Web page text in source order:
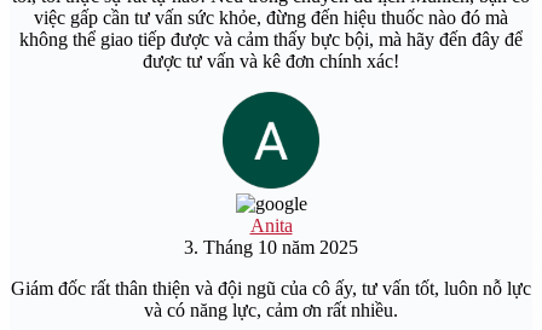
việc gấp cần tư vấn sức khỏe, đừng đến hiệu thuốc nào đó mà
không thể giao tiếp được và cảm thấy bực bội, mà hãy đến đây để
được tư vấn và kê đơn chính xác!
Anita
3. Tháng 10 năm 2025
Giám đốc rất thân thiện và đội ngũ của cô ấy, tư vấn tốt, luôn nỗ lực
và có năng lực, cảm ơn rất nhiều.